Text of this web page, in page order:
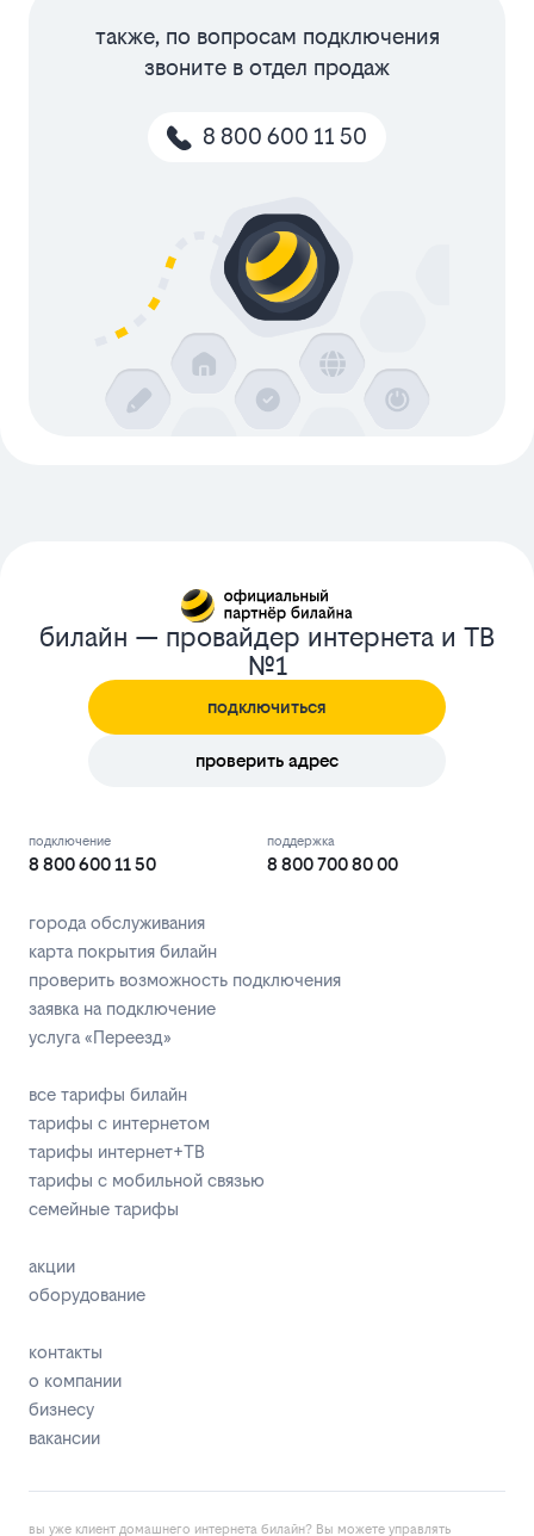
также, по вопросам подключения
звоните в отдел продаж
8 800 600 11 50
билайн — провайдер интернета и ТВ
№1
подключиться
проверить адрес
подключение
8 800 600 11 50
поддержка
8 800 700 80 00
города обслуживания
карта покрытия билайн
проверить возможность подключения
заявка на подключение
услуга «Переезд»
все тарифы билайн
тарифы с интернетом
тарифы интернет+ТВ
тарифы с мобильной связью
семейные тарифы
акции
оборудование
контакты
о компании
бизнесу
вакансии
вы уже клиент домашнего интернета билайн? Вы можете управлять